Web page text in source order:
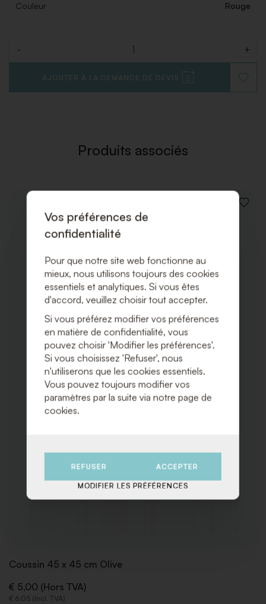
Couleur Rouge
- +
AJOUTER À LA DEMANDE DE DEVIS
À
Produits associés
Coussin 45 x 45 cm Olive
€ 5,00 (Hors TVA)
€ 6,05 (Incl. TVA)
Vos préférences de
confidentialité
Pour que notre site web fonctionne au
mieux, nous utilisons toujours des cookies
essentiels et analytiques. Si vous êtes
d'accord, veuillez choisir tout accepter.
Si vous préférez modifier vos préférences
en matière de confidentialité, vous
pouvez choisir 'Modifier les préférences'.
Si vous choisissez 'Refuser', nous
n'utiliserons que les cookies essentiels.
Vous pouvez toujours modifier vos
paramètres par la suite via notre page de
cookies.
REFUSER ACCEPTER
MODIFIER LES PRÉFÉRENCES